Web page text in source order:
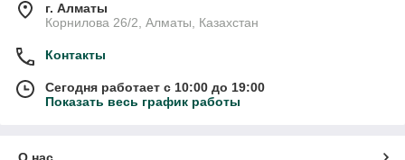
г. Алматы
Корнилова 26/2, Алматы, Казахстан
Контакты
Сегодня работает с 10:00 до 19:00
Показать весь график работы